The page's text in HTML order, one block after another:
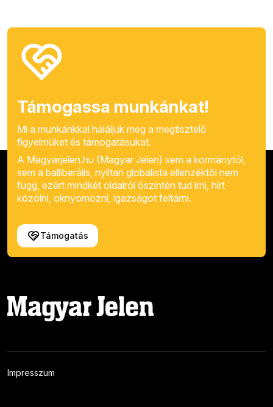
Támogassa munkánkat!
Mi a munkánkkal háláljuk meg a megtisztelő
figyelmüket és támogatásukat.
A Magyarjelen.hu (Magyar Jelen) sem a kormánytól,
sem a balliberális, nyíltan globalista ellenzéktől nem
függ, ezért mindkét oldalról őszintén tud írni, hírt
közölni, oknyomozni, igazságot feltárni.
Támogatás
Impresszum